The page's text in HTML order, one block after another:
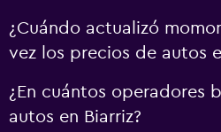
¿Cuándo actualizó
vez los precios de autos
¿En cuántos operadores
autos en Biarriz?